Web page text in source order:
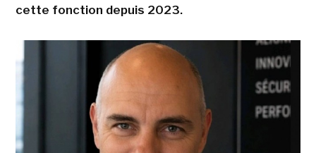
cette fonction depuis 2023.